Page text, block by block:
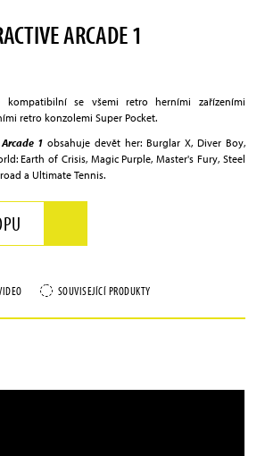
ARCADE 1
se všemi retro herními zařízeními
retro konzolemi Super Pocket.
1 obsahuje devět her: Burglar X, Diver Boy,
Earth of Crisis, Magic Purple, Master's Fury, Steel
a Ultimate Tennis.
SOUVISEJÍCÍ PRODUKTY